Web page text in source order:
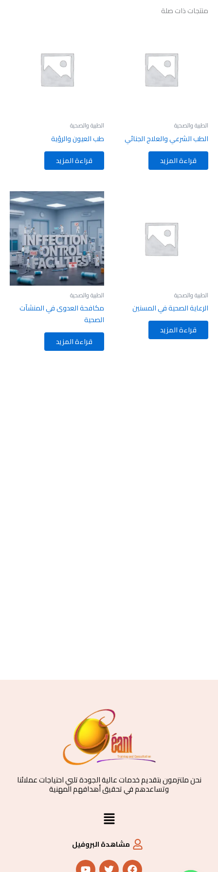
منتجات ذات صلة
الطبية والصحية
الطب الشرعي والعلاج الجنائي
قراءة المزيد
الطبية والصحية
طب العيون والرؤية
قراءة المزيد
الطبية والصحية
الرعاية الصحية في المسنين
قراءة المزيد
الطبية والصحية
مكافحة العدوى في المنشآت
الصحية
قراءة المزيد
نحن ملتزمون بتقديم خدمات عالية الجودة تلبي احتياجات عملائنا
وتساعدهم في تحقيق أهدافهم المهنية
القائمة
مشاهدة البروفيل
F
T
Y